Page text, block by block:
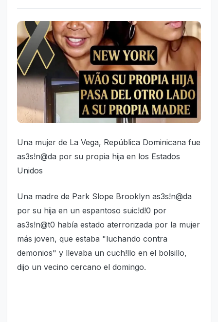
Una mujer de La Vega, República Dominicana fue
as3s!n@da por su propia hija en los Estados
Unidos
Una madre de Park Slope Brooklyn as3s!n@da
por su hija en un espantoso suic!d!0 por
as3s!n@t0 había estado aterrorizada por la mujer
más joven, que estaba "luchando contra
demonios" y llevaba un cuch!llo en el bolsillo,
dijo un vecino cercano el domingo.